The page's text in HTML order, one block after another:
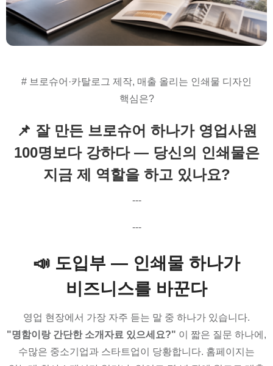
# 브로슈어·카탈로그 제작, 매출 올리는 인쇄물 디자인
핵심은?
📌 잘 만든 브로슈어 하나가 영업사원
100명보다 강하다 — 당신의 인쇄물은
지금 제 역할을 하고 있나요?
---
---
📣 도입부 — 인쇄물 하나가
비즈니스를 바꾼다
영업 현장에서 가장 자주 듣는 말 중 하나가 있습니다.
"명함이랑 간단한 소개자료 있으세요?" 이 짧은 질문 하나에,
수많은 중소기업과 스타트업이 당황합니다. 홈페이지는